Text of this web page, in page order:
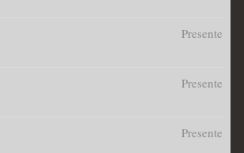
Presente
Presente
Presente